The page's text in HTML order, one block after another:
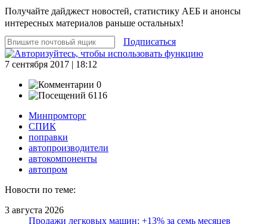
Получайте дайджест новостей, статистику АЕБ и анонсы
интересных материалов раньше остальных!
Подписаться
7 сентября 2017 | 18:12
0
6116
Минпромторг
СПИК
поправки
автопроизводители
автокомпоненты
автопром
Новости по теме:
3 августа 2026
Продажи легковых машин: +13% за семь месяцев